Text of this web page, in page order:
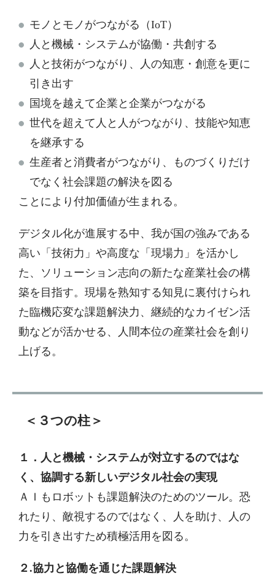
モノとモノがつながる（IoT）
人と機械・システムが協働・共創する
人と技術がつながり、人の知恵・創意を更に
引き出す
国境を越えて企業と企業がつながる
世代を超えて人と人がつながり、技能や知恵
を継承する
生産者と消費者がつながり、ものづくりだけ
でなく社会課題の解決を図る
ことにより付加価値が生まれる。
デジタル化が進展する中、我が国の強みである
高い「技術力」や高度な「現場力」を活かし
た、ソリューション志向の新たな産業社会の構
築を目指す。現場を熟知する知見に裏付けられ
た臨機応変な課題解決力、継続的なカイゼン活
動などが活かせる、人間本位の産業社会を創り
上げる。
＜３つの柱＞
１．人と機械・システムが対立するのではな
く、協調する新しいデジタル社会の実現
ＡＩもロボットも課題解決のためのツール。恐
れたり、敵視するのではなく、人を助け、人の
力を引き出すため積極活用を図る。
２.協力と協働を通じた課題解決